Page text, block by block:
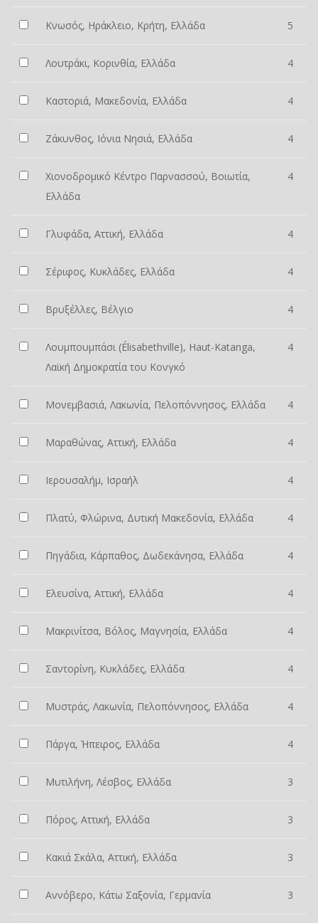
Κνωσός, Ηράκλειο, Κρήτη, Ελλάδα 5
Λουτράκι, Κορινθία, Ελλάδα 4
Καστοριά, Μακεδονία, Ελλάδα 4
Ζάκυνθος, Ιόνια Νησιά, Ελλάδα 4
Χιονοδρομικό Κέντρο Παρνασσού, Βοιωτία,
Ελλάδα
4
Γλυφάδα, Αττική, Ελλάδα 4
Σέριφος, Κυκλάδες, Ελλάδα 4
Βρυξέλλες, Βέλγιο 4
Λουμπουμπάσι (Élisabethville), Haut-Katanga,
Λαϊκή Δημοκρατία του Κονγκό
4
Μονεμβασιά, Λακωνία, Πελοπόννησος, Ελλάδα 4
Μαραθώνας, Αττική, Ελλάδα 4
Ιερουσαλήμ, Ισραήλ 4
Πλατύ, Φλώρινα, Δυτική Μακεδονία, Ελλάδα 4
Πηγάδια, Κάρπαθος, Δωδεκάνησα, Ελλάδα 4
Ελευσίνα, Αττική, Ελλάδα 4
Μακρινίτσα, Βόλος, Μαγνησία, Ελλάδα 4
Σαντορίνη, Κυκλάδες, Ελλάδα 4
Μυστράς, Λακωνία, Πελοπόννησος, Ελλάδα 4
Πάργα, Ήπειρος, Ελλάδα 4
Μυτιλήνη, Λέσβος, Ελλάδα 3
Πόρος, Αττική, Ελλάδα 3
Κακιά Σκάλα, Αττική, Ελλάδα 3
Αννόβερο, Κάτω Σαξονία, Γερμανία 3